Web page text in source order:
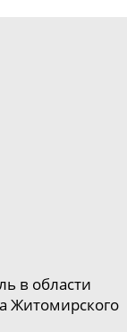
в области
Житомирского